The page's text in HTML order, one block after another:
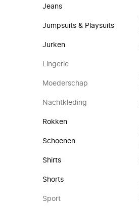
Jeans
Jumpsuits & Playsuits
Jurken
Lingerie
Moederschap
Nachtkleding
Rokken
Schoenen
Shirts
Shorts
Sport